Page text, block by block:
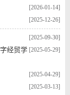
[2026-01-14]
[2025-12-26]
[2025-09-30]
[2025-05-29]
经贸学
[2025-04-29]
[2025-03-13]